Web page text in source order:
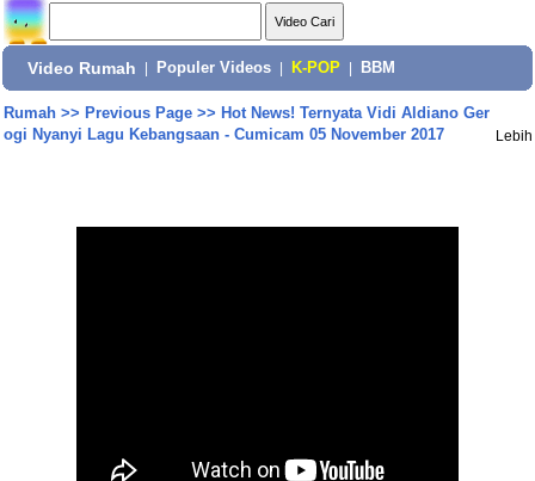
Video Rumah Populer Videos K-POP BBM
Rumah>> Previous Page>> Hot News! Ternyata Vidi Aldiano Ger
ogi Nyanyi Lagu Kebangsaan - Cumicam 05 November 2017
Lebih